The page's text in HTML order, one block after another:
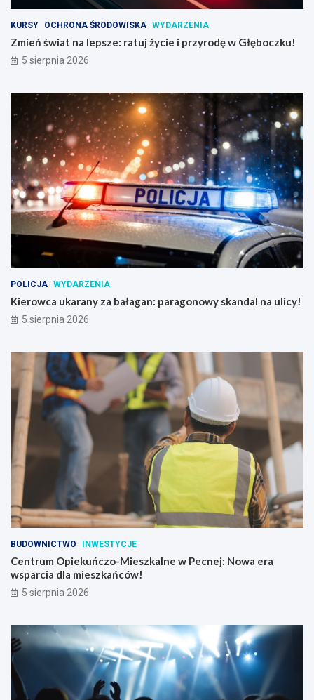
KURSY OCHRONA ŚRODOWISKA WYDARZENIA
Zmień świat na lepsze: ratuj życie i przyrodę w Głęboczku!
5 sierpnia 2026
POLICJA WYDARZENIA
Kierowca ukarany za bałagan: paragonowy skandal na ulicy!
5 sierpnia 2026
BUDOWNICTWO INWESTYCJE
Centrum Opiekuńczo-Mieszkalne w Pecnej: Nowa era
wsparcia dla mieszkańców!
5 sierpnia 2026